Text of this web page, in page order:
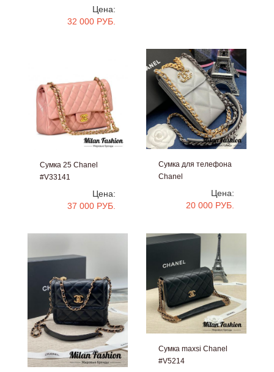
Цена:
32 000 РУБ.
Сумка 25 Chanel
#V33141
Цена:
37 000 РУБ.
Сумка для телефона
Chanel
Цена:
20 000 РУБ.
Сумка maxsi Chanel
#V5214